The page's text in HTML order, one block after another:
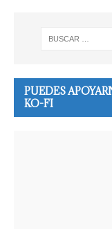
PUEDES
KO-FI